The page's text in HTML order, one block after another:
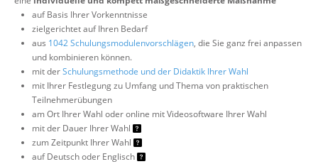
auf Basis Ihrer Vorkenntnisse
zielgerichtet auf Ihren Bedarf
aus 1042 Schulungsmodulenvorschlägen, die Sie ganz frei anpassen
und kombinieren können.
mit derSchulungsmethode und der Didaktik Ihrer Wahl
mit Ihrer Festlegung zu Umfang und Thema von praktischen
Teilnehmerübungen
am Ort Ihrer Wahl oder online mit Videosoftware Ihrer Wahl
mit der Dauer Ihrer Wahl
zum Zeitpunkt Ihrer Wahl
auf Deutsch oder Englisch